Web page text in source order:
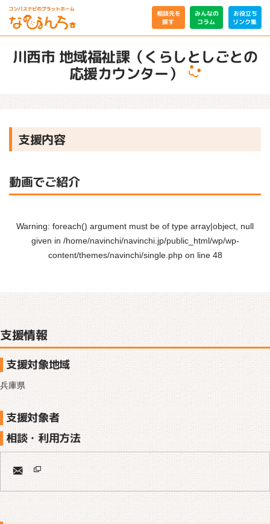
相談先を
探す
みんなの
コラム
お役立ち
リンク集
川西市 地域福祉課（くらしとしごとの
応援カウンター）
支援内容
動画でご紹介
Warning: foreach() argument must be of type array|object, null
given in /home/navinchi/navinchi.jp/public_html/wp/wp-
content/themes/navinchi/single.phpon line 48
支援情報
支援対象地域
兵庫県
支援対象者
相談・利用方法